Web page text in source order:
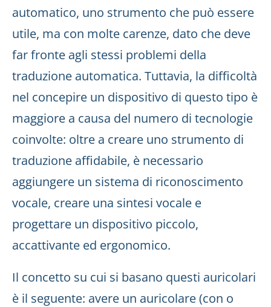
automatico, uno strumento che può essere
utile, ma con molte carenze, dato che deve
far fronte agli stessi problemi della
traduzione automatica. Tuttavia, la difficoltà
nel concepire un dispositivo di questo tipo è
maggiore a causa del numero di tecnologie
coinvolte: oltre a creare uno strumento di
traduzione affidabile, è necessario
aggiungere un sistema di riconoscimento
vocale, creare una sintesi vocale e
progettare un dispositivo piccolo,
accattivante ed ergonomico.
Il concetto su cui si basano questi auricolari
è il seguente: avere un auricolare (con o